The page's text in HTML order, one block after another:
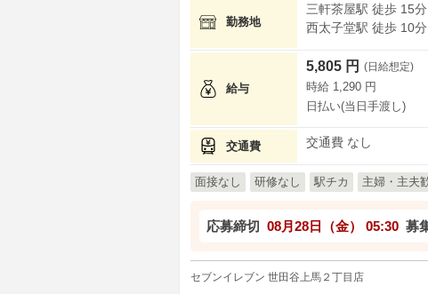
勤務地
三軒茶屋駅 徒歩 15分
西太子堂駅 徒歩 10分
給与
5,805 円 (日給想定)
時給 1,290 円
日払い(当日手渡し)
交通費 交通費 なし
面接なし 研修なし 駅チカ 主婦・主夫
応募締切 08月28日（金） 05:30 募
セブンイレブン 世田谷上馬２丁目店